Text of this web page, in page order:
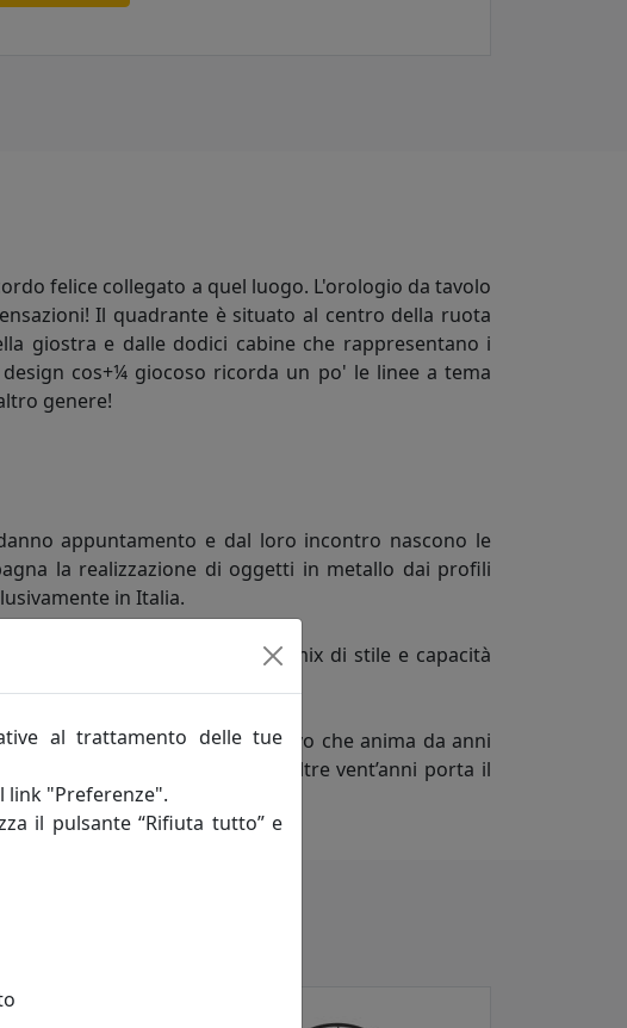
felice collegato a quel luogo. L'orologio da tavolo
Il quadrante è situato al centro della ruota
giostra e dalle dodici cabine che rappresentano i
cos+¼ giocoso ricorda un po' le linee a tema
genere!
appuntamento e dal loro incontro nascono le
la realizzazione di oggetti in metallo dai profili
in Italia.
ma conciliabili grazie a quel mix di stile e capacità
depositario dello spirito creativo che anima da anni
Adriano Pizzi, che da oltre vent’anni porta il
a ogni collezione.
al trattamento delle tue
link "Preferenze".
il pulsante “Rifiuta tutto” e